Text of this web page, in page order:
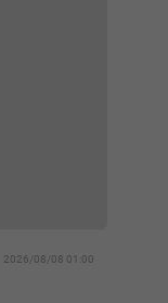
2026/08/08 01:00